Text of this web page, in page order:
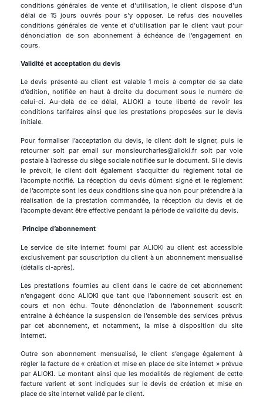
conditions générales de vente et d’utilisation, le client dispose d’un
délai de 15 jours ouvrés pour s’y opposer. Le refus des nouvelles
conditions générales de vente et d’utilisation par le client vaut pour
dénonciation de son abonnement à échéance de l’engagement en
cours.
Validité et acceptation du devis
Le devis présenté au client est valable 1 mois à compter de sa date
d’édition, notifiée en haut à droite du document sous le numéro de
celui-ci. Au-delà de ce délai, ALIOKI a toute liberté de revoir les
conditions tarifaires ainsi que les prestations proposées sur le devis
initiale.
Pour formaliser l’acceptation du devis, le client doit le signer, puis le
retourner soit par email sur monsieurcharles@alioki.fr soit par voie
postale à l’adresse du siège sociale notifiée sur le document. Si le devis
le prévoit, le client doit également s’acquitter du règlement total de
l’acompte notifié. La réception du devis dûment signé et le règlement
de l’acompte sont les deux conditions sine qua non pour prétendre à la
réalisation de la prestation commandée, la réception du devis et de
l’acompte devant être effective pendant la période de validité du devis.
Principe d’abonnement
Le service de site internet fourni par ALIOKI au client est accessible
exclusivement par souscription du client à un abonnement mensualisé
(détails ci-après).
Les prestations fournies au client dans le cadre de cet abonnement
n’engagent donc ALIOKI que tant que l’abonnement souscrit est en
cours et non échu. Toute dénonciation de l’abonnement souscrit
entraine à échéance la suspension de l’ensemble des services prévus
par cet abonnement, et notamment, la mise à disposition du site
internet.
Outre son abonnement mensualisé, le client s’engage également à
régler la facture de « création et mise en place de site internet » prévue
par ALIOKI. Le montant ainsi que les modalités de règlement de cette
facture varient et sont indiquées sur le devis de création et mise en
place de site internet validé par le client.